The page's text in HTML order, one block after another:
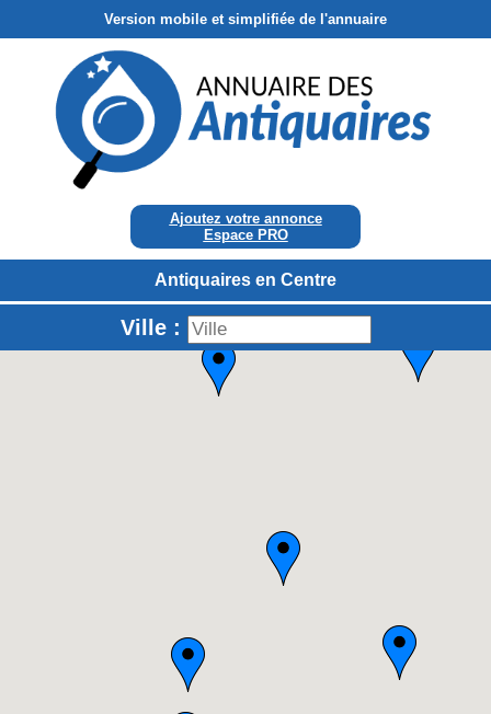
Version mobile et simplifiée de l'annuaire
Ajoutez votre annonce
Espace PRO
Antiquaires en Centre
Ville :